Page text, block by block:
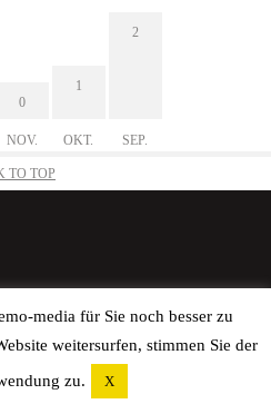
0
NOV.
1
OKT.
2
SEP.
TO TOP
| All rights reserved. |
media für Sie noch besser zu
weitersurfen, stimmen Sie der
zu.
X